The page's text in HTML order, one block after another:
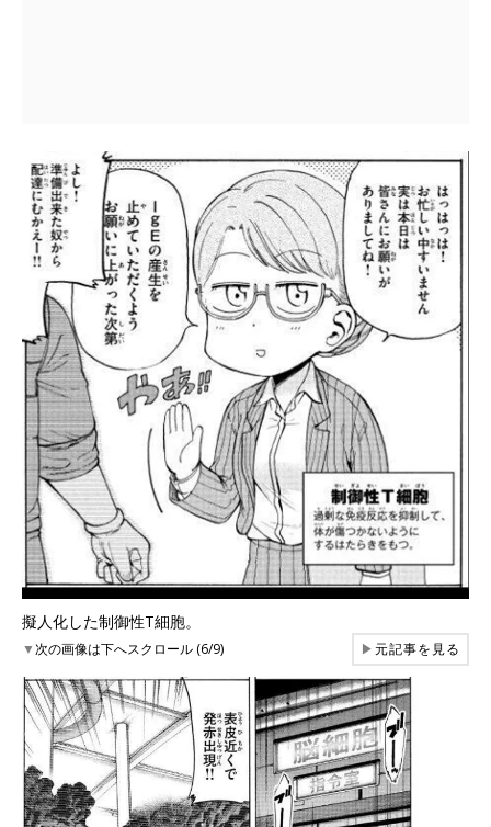
擬人化した制御性T細胞。
▼次の画像は下へスクロール (6/9) ▶元記事を見る